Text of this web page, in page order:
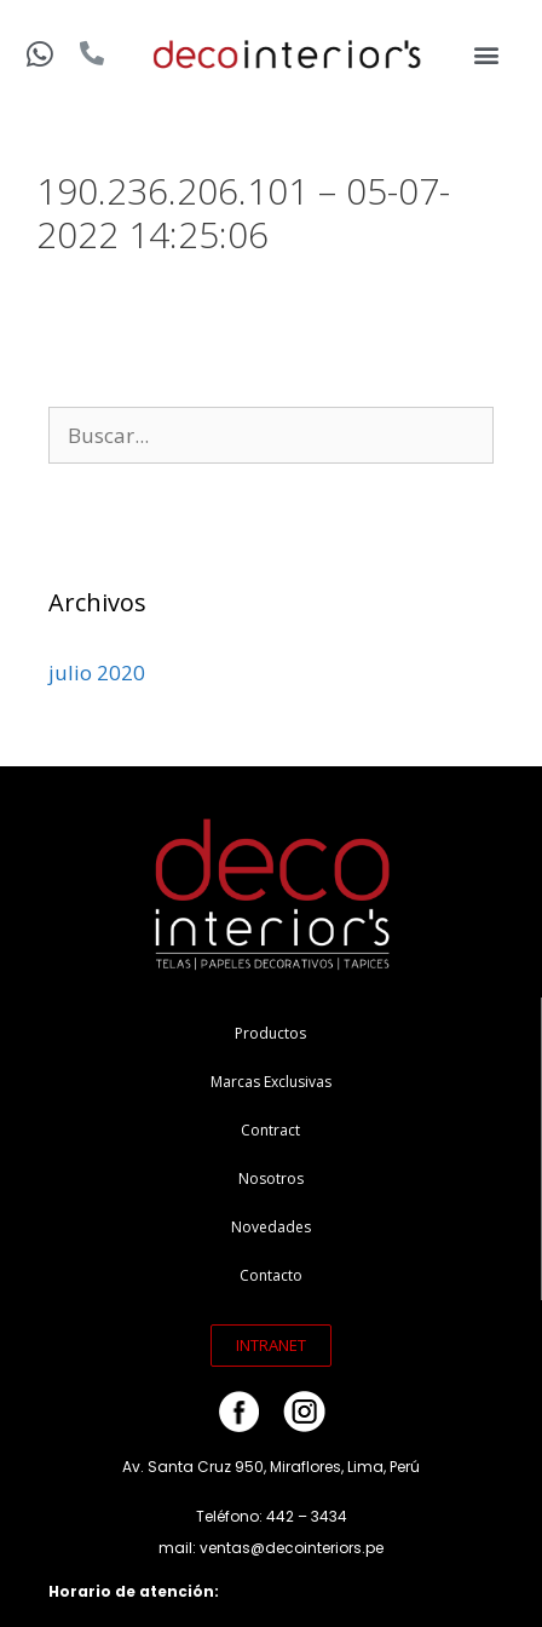
190.236.206.101 – 05-07-
2022 14:25:06
Archivos
julio 2020
Productos
Marcas Exclusivas
Contract
Nosotros
Novedades
Contacto
INTRANET
Av. Santa Cruz 950, Miraflores, Lima, Perú
Teléfono: 442 – 3434
mail: ventas@decointeriors.pe
Horario de atención: